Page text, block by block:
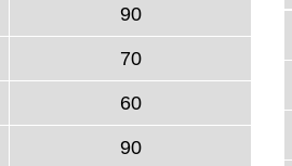
90
70
60
90